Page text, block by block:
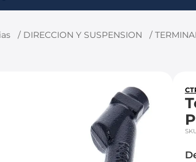
DIRECCION Y SUSPENSION